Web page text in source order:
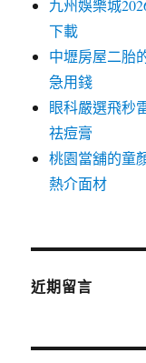
九州娛樂城
下載
中壢房屋二胎
急用錢
眼科嚴選飛秒
祛痘膏
桃園當舖的童
熱介面材
近期留言